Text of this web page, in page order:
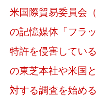
米国際貿易委員会
の記憶媒体「フラ
特許を侵害してい
の東芝本社や米国
対する調査を始め